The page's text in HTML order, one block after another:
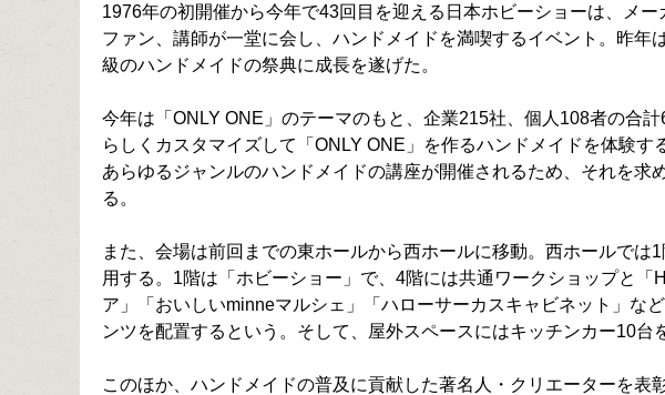
1976年の初開催から今年で43回目を迎える日本ホビーショーは、メ
ファン、講師が一堂に会し、ハンドメイドを満喫するイベント。昨年
級のハンドメイドの祭典に成長を遂げた。
今年は「ONLY ONE」のテーマのもと、企業215社、個人108者の合
らしくカスタマイズして「ONLY ONE」を作るハンドメイドを体験
あらゆるジャンルのハンドメイドの講座が開催されるため、それを求
る。
また、会場は前回までの東ホールから西ホールに移動。西ホールで
用する。1階は「ホビーショー」で、4階には共通ワークショップと
ア」「おいしいminneマルシェ」「ハローサーカスキャビネット」な
ンツを配置するという。そして、屋外スペースにはキッチンカー10
このほか、ハンドメイドの普及に貢献した著名人・クリエーターを